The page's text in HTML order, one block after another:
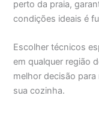
perto da praia,
condições ideais é
Escolher técnicos
em qualquer região
melhor decisão
sua cozinha.